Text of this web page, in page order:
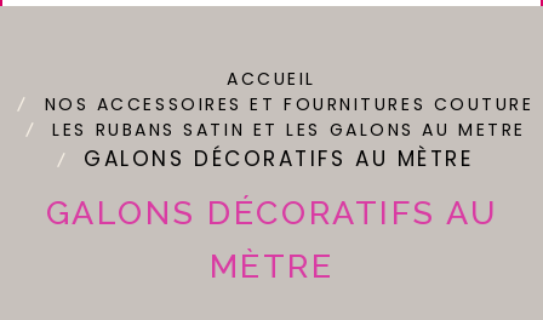
ACCUEIL
NOS ACCESSOIRES ET FOURNITURES COUTURE
LES RUBANS SATIN ET LES GALONS AU METRE
GALONS DÉCORATIFS AU MÈTRE
GALONS DÉCORATIFS AU
MÈTRE